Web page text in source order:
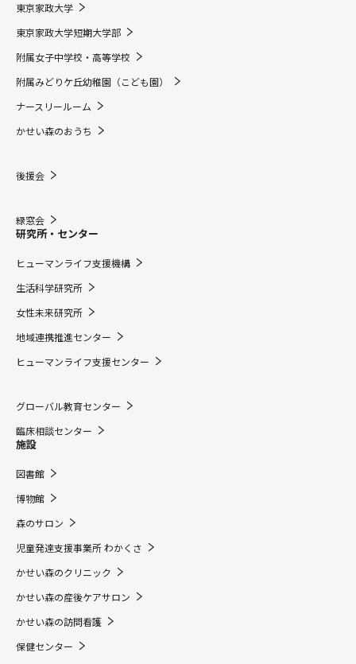
東京家政大学
東京家政大学短期大学部
附属女子中学校・高等学校
附属みどりケ丘幼稚園（こども園）
ナースリールーム
かせい森のおうち
後援会
緑窓会
研究所・センター
ヒューマンライフ支援機構
生活科学研究所
女性未来研究所
地域連携推進センター
ヒューマンライフ支援センター
グローバル教育センター
臨床相談センター
施設
図書館
博物館
森のサロン
児童発達支援事業所 わかくさ
かせい森のクリニック
かせい森の産後ケアサロン
かせい森の訪問看護
保健センター